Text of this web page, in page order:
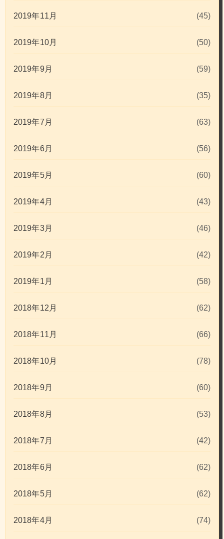
2019年11月 (45)
2019年10月 (50)
2019年9月 (59)
2019年8月 (35)
2019年7月 (63)
2019年6月 (56)
2019年5月 (60)
2019年4月 (43)
2019年3月 (46)
2019年2月 (42)
2019年1月 (58)
2018年12月 (62)
2018年11月 (66)
2018年10月 (78)
2018年9月 (60)
2018年8月 (53)
2018年7月 (42)
2018年6月 (62)
2018年5月 (62)
2018年4月 (74)